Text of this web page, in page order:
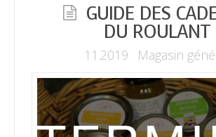
GUIDE DES
DU ROULANT
11.2019 Magasin